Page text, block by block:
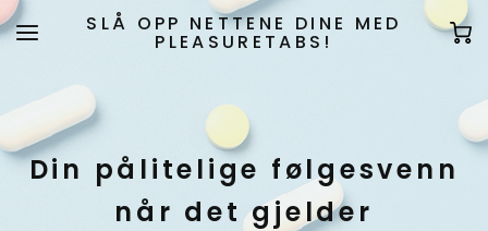
SLÅ OPP NETTENE DINE MED
PLEASURETABS!
Din pålitelige følgesvenn
når det gjelder